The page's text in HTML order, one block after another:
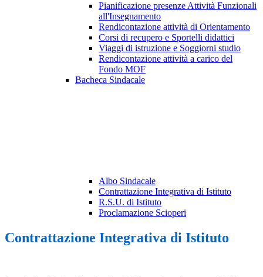
Pianificazione presenze Attività Funzionali
all'Insegnamento
Rendicontazione attività di Orientamento
Corsi di recupero e Sportelli didattici
Viaggi di istruzione e Soggiorni studio
Rendicontazione attività a carico del
Fondo MOF
Bacheca Sindacale
Albo Sindacale
Contrattazione Integrativa di Istituto
R.S.U. di Istituto
Proclamazione Scioperi
Contrattazione Integrativa di Istituto